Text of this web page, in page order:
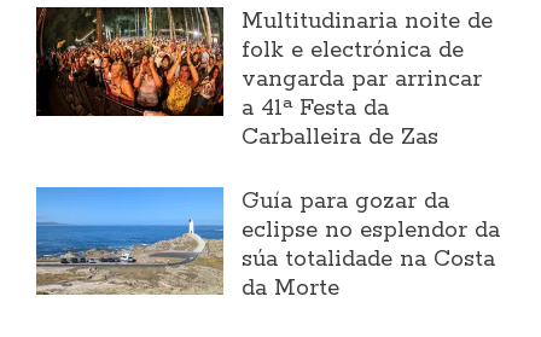
Multitudinaria noite de
folk e electrónica de
vangarda par arrincar
a 41ª Festa da
Carballeira de Zas
Guía para gozar da
eclipse no esplendor da
súa totalidade na Costa
da Morte